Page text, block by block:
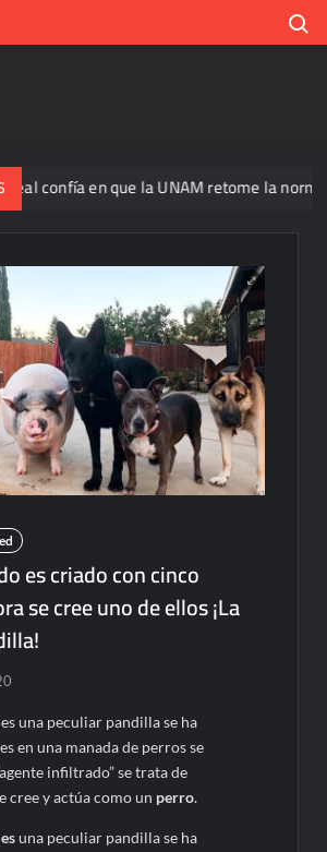
en que la UNAM retome la normalidad
es criado con cinco
se cree uno de ellos ¡La
una peculiar pandilla se ha
en una manada de perros se
infiltrado” se trata de
cree y actúa como un perro.
una peculiar pandilla se ha